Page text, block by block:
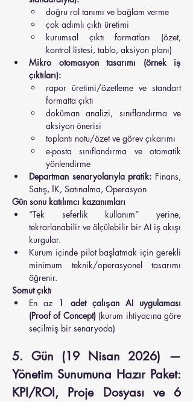
doğru rol tanımı ve bağlam verme
çok adımlı çıktı üretimi
kurumsal çıktı formatları (özet,
kontrol listesi, tablo, aksiyon planı)
Mikro otomasyon tasarımı (örnek iş
çıktıları):
rapor üretimi/özetleme ve standart
formatta çıktı
doküman analizi, sınıflandırma ve
aksiyon önerisi
toplantı notu/özet ve görev çıkarımı
e-posta sınıflandırma ve otomatik
yönlendirme
Departman senaryolarıyla pratik: Finans,
Satış, İK, Satınalma, Operasyon
Gün sonu katılımcı kazanımları
“Tek seferlik kullanım” yerine,
tekrarlanabilir ve ölçülebilir bir AI iş akışı
kurgular.
Kurum içinde pilot başlatmak için gerekli
minimum teknik/operasyonel tasarımı
öğrenir.
Somut çıktı
En az 1 adet çalışan AI uygulaması
(Proof of Concept) (kurum ihtiyacına göre
seçilmiş bir senaryoda)
5. Gün (19 Nisan 2026) —
Yönetim Sunumuna Hazır Paket:
KPI/ROI, Proje Dosyası ve 6